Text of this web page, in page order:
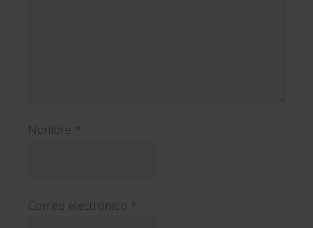
Nombre *
Correo electrónico *